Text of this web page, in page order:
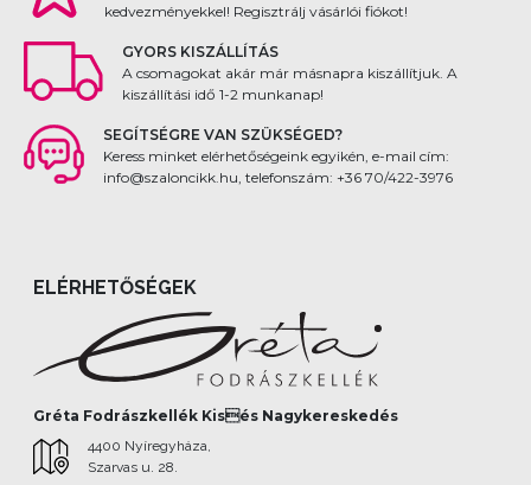
kedvezményekkel! Regisztrálj vásárlói fiókot!
GYORS KISZÁLLÍTÁS
A csomagokat akár már másnapra kiszállítjuk. A
kiszállítási idő 1-2 munkanap!
SEGÍTSÉGRE VAN SZÜKSÉGED?
Keress minket elérhetőségeink egyikén, e-mail cím:
info@szaloncikk.hu, telefonszám: +36 70/422-3976
ELÉRHETŐSÉGEK
Gréta Fodrászkellék Kisés Nagykereskedés
4400 Nyíregyháza,
Szarvas u. 28.